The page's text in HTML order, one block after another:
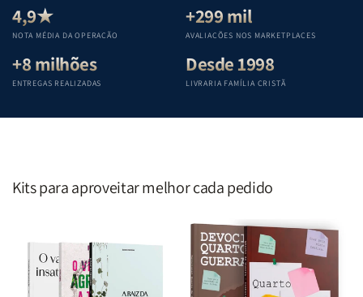
Teológica
Penkal
Penkal
Teológica
Penkal
4,9★
NOTA MÉDIA DA OPERAÇÃO
+299 mil
AVALIAÇÕES NOS MARKETPLACES
+8 milhões
ENTREGAS REALIZADAS
Desde 1998
LIVRARIA FAMÍLIA CRISTÃ
Kits para aproveitar melhor cada pedido